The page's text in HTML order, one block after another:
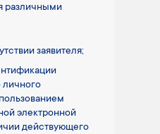
различными
заявителя;
личного
электронной
действующего